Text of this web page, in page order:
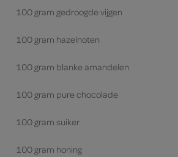
100 gram gedroogde vijgen
100 gram hazelnoten
100 gram blanke amandelen
100 gram pure chocolade
100 gram suiker
100 gram honing